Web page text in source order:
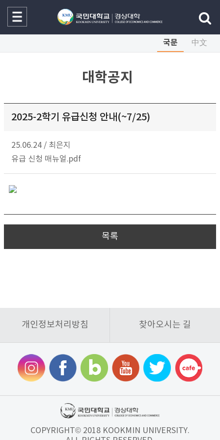
국문 中文
대학공지
2025-2학기 유급신청 안내(~7/25)
25.06.24 / 최은지
유급 신청 매뉴얼.pdf
목록
개인정보처리방침 찾아오시는 길
COPYRIGHT© 2018 KOOKMIN UNIVERSITY.